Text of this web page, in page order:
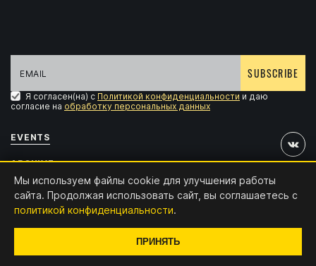
Мы используем файлы cookie для улучшения работы
сайта. Продолжая использовать сайт, вы соглашаетесь с
политикой конфиденциальности.
ПРИНЯТЬ
SUBSCRIBE
Я согласен(на) с Политикой конфиденциальности и даю
согласие на обработку персональных данных
EVENTS
ARCHIVE
ACCREDITATION
CONTACTS
x4.digital